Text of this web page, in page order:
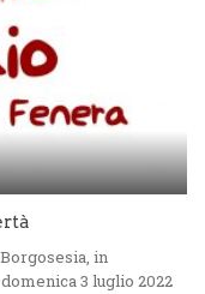
in
3 luglio 2022